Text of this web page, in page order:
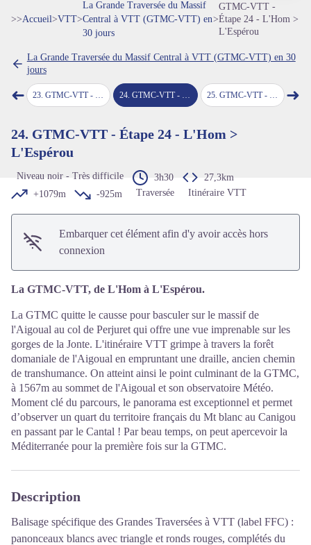
Voir l'image en plein écran
>>Accueil>VTT>
La Grande Traversée du Massif
Central à VTT (GTMC-VTT) en
30 jours
>
GTMC-VTT -
Étape 24 - L'Hom >
L'Espérou
La Grande Traversée du Massif Central à VTT (GTMC-VTT) en 30
jours
➜Étape précédente
23. GTMC-VTT - Étape 23 - Sainte-Enimie > L'Hom 24 .GTMC-VTT - Étape 24 - L'Hom > L'Espérou 25. GTMC-VTT - Étape 25 - L'Espérou > Le Vigan 26
➜
24. GTMC-VTT - Étape 24 - L'Hom >
L'Espérou
Niveau noir - Très difficile 3h30
27,3km
+1079m
-925m Traversée Itinéraire VTT
Embarquer cet élément afin d'y avoir accès hors
connexion
La GTMC-VTT, de L'Hom à L'Espérou.
La GTMC quitte le causse pour basculer sur le massif de
l'Aigoual au col de Perjuret qui offre une vue imprenable sur les
gorges de la Jonte. L'itinéraire VTT grimpe à travers la forêt
domaniale de l'Aigoual en empruntant une draille, ancien chemin
de transhumance. On atteint ainsi le point culminant de la GTMC,
à 1567m au sommet de l'Aigoual et son observatoire Météo.
Moment clé du parcours, le panorama est exceptionnel et permet
d’observer un quart du territoire français du Mt blanc au Canigou
en passant par le Cantal ! Par beau temps, on peut apercevoir la
Méditerranée pour la première fois sur la GTMC.
Description
Balisage spécifique des Grandes Traversées à VTT (label FFC) :
panonceaux blancs avec triangle et ronds rouges, complétés du